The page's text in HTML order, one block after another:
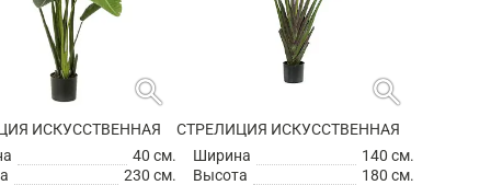
search
ИСКУССТВЕННАЯ
40 см.
230 см.
search
СТРЕЛИЦИЯ ИСКУССТВЕННАЯ
Ширина
140 см.
Высота
180 см.